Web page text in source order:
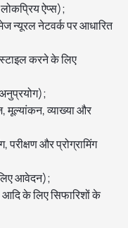
ऐप्स);
न्यूरल नेटवर्क पर आधारित
करने के लिए
मूल्यांकन, व्याख्या और
परीक्षण और प्रोग्रामिंग
आवेदन);
के लिए सिफारिशों के